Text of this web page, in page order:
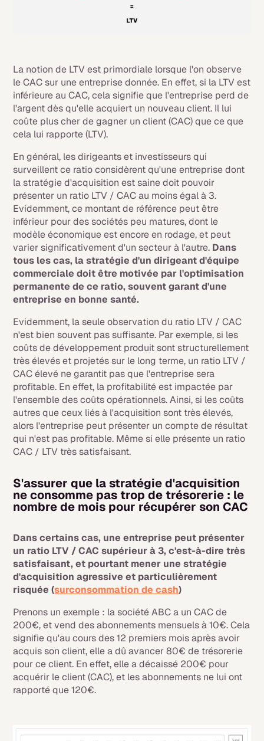
La notion de LTV est primordiale lorsque l'on observe
le CAC sur une entreprise donnée. En effet, si la LTV est
inférieure au CAC, cela signifie que l'entreprise perd de
l'argent dès qu'elle acquiert un nouveau client. Il lui
coûte plus cher de gagner un client (CAC) que ce que
cela lui rapporte (LTV).
En général, les dirigeants et investisseurs qui
surveillent ce ratio considèrent qu'une entreprise dont
la stratégie d'acquisition est saine doit pouvoir
présenter un ratio LTV / CAC au moins égal à 3.
Evidemment, ce montant de référence peut être
inférieur pour des sociétés peu matures, dont le
modèle économique est encore en rodage, et peut
varier significativement d'un secteur à l'autre. Dans
tous les cas, la stratégie d'un dirigeant d'équipe
commerciale doit être motivée par l'optimisation
permanente de ce ratio, souvent garant d'une
entreprise en bonne santé.
Evidemment, la seule observation du ratio LTV / CAC
n'est bien souvent pas suffisante. Par exemple, si les
coûts de développement produit sont structurellement
très élevés et projetés sur le long terme, un ratio LTV /
CAC élevé ne garantit pas que l'entreprise sera
profitable. En effet, la profitabilité est impactée par
l'ensemble des coûts opérationnels. Ainsi, si les coûts
autres que ceux liés à l'acquisition sont très élevés,
alors l'entreprise peut présenter un compte de résultat
qui n'est pas profitable. Même si elle présente un ratio
CAC / LTV très satisfaisant.
S'assurer que la stratégie d'acquisition
ne consomme pas trop de trésorerie : le
nombre de mois pour récupérer son CAC
Dans certains cas, une entreprise peut présenter
un ratio LTV / CAC supérieur à 3, c'est-à-dire très
satisfaisant, et pourtant mener une stratégie
d'acquisition agressive et particulièrement
risquée (surconsommation de cash)
Prenons un exemple : la société ABC a un CAC de
200€, et vend des abonnements mensuels à 10€. Cela
signifie qu'au cours des 12 premiers mois après avoir
acquis son client, elle a dû avancer 80€ de trésorerie
pour ce client. En effet, elle a décaissé 200€ pour
acquérir le client (CAC), et les abonnements ne lui ont
rapporté que 120€.